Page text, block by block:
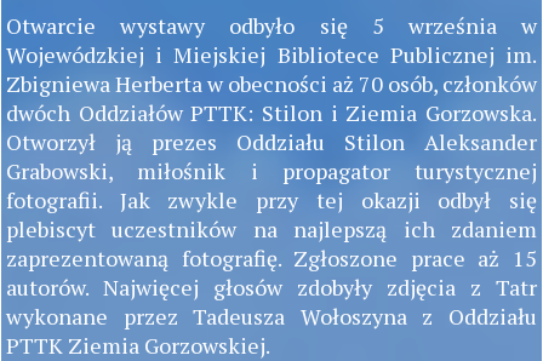
Otwarcie wystawy odbyło się 5 września w
Wojewódzkiej i Miejskiej Bibliotece Publicznej im.
Zbigniewa Herberta w obecności aż 70 osób, członków
dwóch Oddziałów PTTK: Stilon i Ziemia Gorzowska.
Otworzył ją prezes Oddziału Stilon Aleksander
Grabowski, miłośnik i propagator turystycznej
fotografii. Jak zwykle przy tej okazji odbył się
plebiscyt uczestników na najlepszą ich zdaniem
zaprezentowaną fotografię. Zgłoszone prace aż 15
autorów. Najwięcej głosów zdobyły zdjęcia z Tatr
wykonane przez Tadeusza Wołoszyna z Oddziału
PTTK Ziemia Gorzowskiej.